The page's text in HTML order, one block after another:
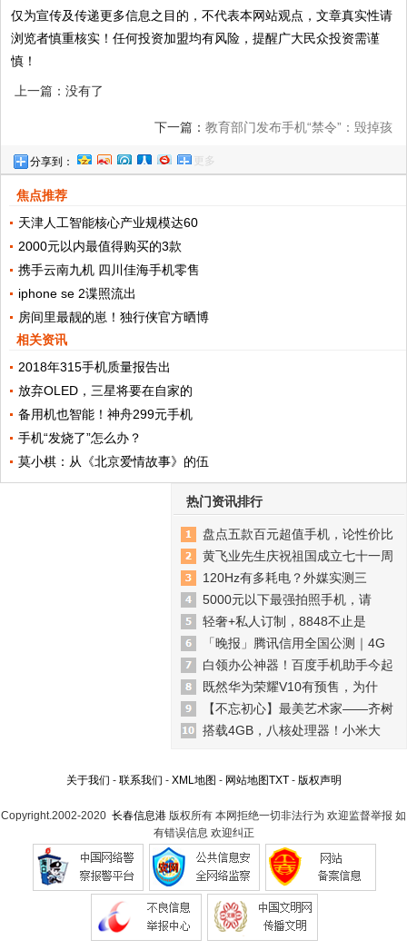
仅为宣传及传递更多信息之目的，不代表本网站观点，文章真实性请
浏览者慎重核实！任何投资加盟均有风险，提醒广大民众投资需谨
慎！
上一篇：没有了
下一篇： 教育部门发布手机“禁令”：毁掉孩
分享到： 更多
焦点推荐
天津人工智能核心产业规模达60
2000元以内最值得购买的3款
携手云南九机 四川佳海手机零售
iphone se 2谍照流出
房间里最靓的崽！独行侠官方晒博
相关资讯
2018年315手机质量报告出
放弃OLED，三星将要在自家的
备用机也智能！神舟299元手机
手机“发烧了”怎么办？
莫小棋：从《北京爱情故事》的伍
热门资讯排行
盘点五款百元超值手机，论性价比
黄飞业先生庆祝祖国成立七十一周
120Hz有多耗电？外媒实测三
5000元以下最强拍照手机，请
轻奢+私人订制，8848不止是
「晚报」腾讯信用全国公测｜4G
白领办公神器！百度手机助手今起
既然华为荣耀V10有预售，为什
【不忘初心】最美艺术家——齐树
搭载4GB，八核处理器！小米大
关于我们 - 联系我们 - XML地图 - 网站地图TXT- 版权声明
Copyright.2002-2020 长春信息港 版权所有 本网拒绝一切非法行为 欢迎监督举报 如
有错误信息 欢迎纠正